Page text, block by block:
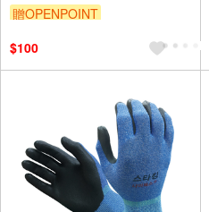
贈OPENPOINT
$100